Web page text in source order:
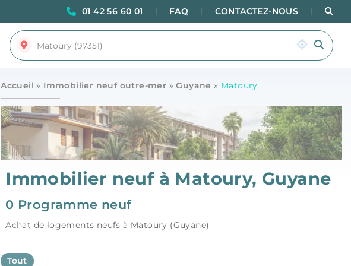
01 42 56 60 01 FAQ CONTACTEZ-NOUS
Accueil » Immobilier neuf outre-mer »Guyane » Matoury
Immobilier neuf à Matoury, Guyane
0 Programme neuf
Achat de logements neufs à Matoury (Guyane)
Tout